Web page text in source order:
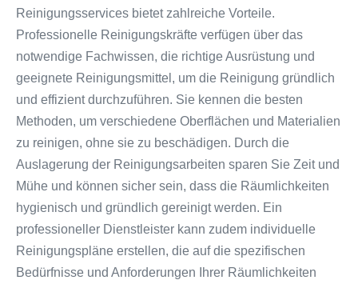
Reinigungsservices bietet zahlreiche Vorteile.
Professionelle Reinigungskräfte verfügen über das
notwendige Fachwissen, die richtige Ausrüstung und
geeignete Reinigungsmittel, um die Reinigung gründlich
und effizient durchzuführen. Sie kennen die besten
Methoden, um verschiedene Oberflächen und Materialien
zu reinigen, ohne sie zu beschädigen. Durch die
Auslagerung der Reinigungsarbeiten sparen Sie Zeit und
Mühe und können sicher sein, dass die Räumlichkeiten
hygienisch und gründlich gereinigt werden. Ein
professioneller Dienstleister kann zudem individuelle
Reinigungspläne erstellen, die auf die spezifischen
Bedürfnisse und Anforderungen Ihrer Räumlichkeiten